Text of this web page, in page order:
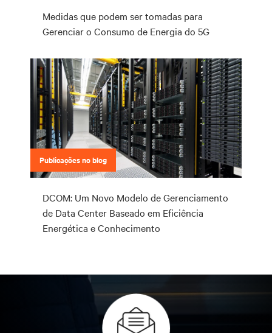
Medidas que podem ser tomadas para
Gerenciar o Consumo de Energia do 5G
Publicações no blog
DCOM: Um Novo Modelo de Gerenciamento
de Data Center Baseado em Eficiência
Energética e Conhecimento